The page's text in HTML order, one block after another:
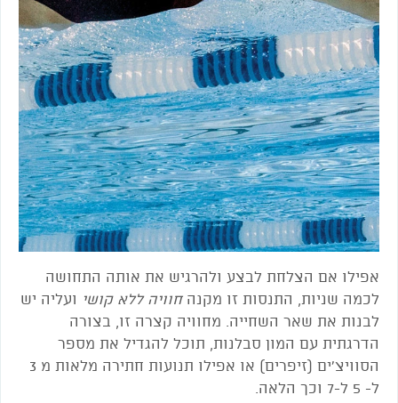
אפילו אם הצלחת לבצע ולהרגיש את אותה התחושה
לכמה שניות, התנסות זו מקנהחוויה ללא קושי ועליה יש
לבנות את שאר השחייה. מחוויה קצרה זו, בצורה
הדרגתית עם המון סבלנות, תוכל להגדיל את מספר
הסוויצ'ים (זיפרים) או אפילו תנועות חתירה מלאות מ 3
ל- 5 ל-7 וכך הלאה.